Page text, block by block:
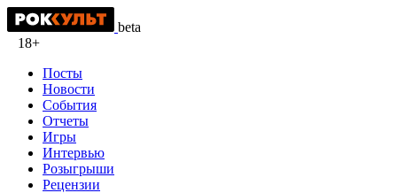
beta
18+
Посты
Новости
События
Отчеты
Игры
Интервью
Розыгрыши
Рецензии